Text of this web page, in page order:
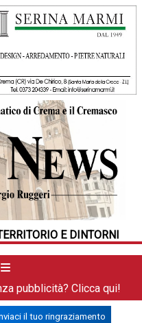
E DINTORNI
pubblicità? Clicca qui!
il tuo ringraziamento